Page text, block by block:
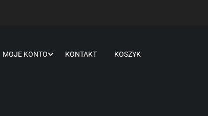
MOJE KONTO KONTAKT KOSZYK